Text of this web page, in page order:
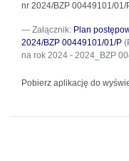
nr 2024/BZP 00449101/01/
Załącznik: Plan
2024/BZP 00449101/01/P
na rok 2024 - 2024_BZP
Pobierz aplikację do